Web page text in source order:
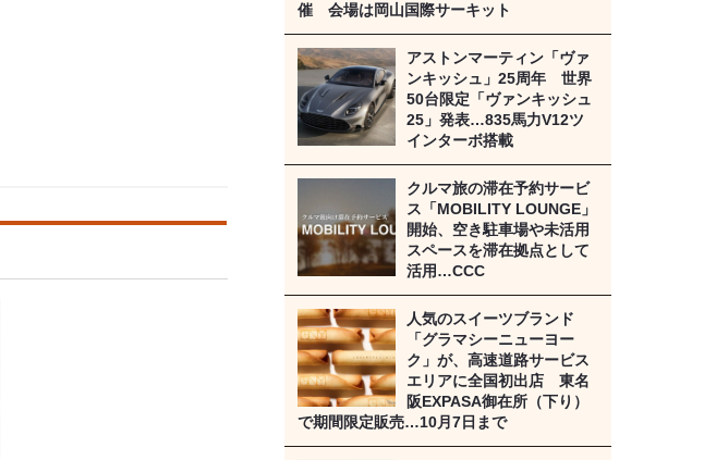
催 会場は岡山国際サーキット
アストンマーティン「ヴァ
ンキッシュ」25周年 世界
50台限定「ヴァンキッシュ
25」発表…835馬力V12ツ
インターボ搭載
クルマ旅の滞在予約サービ
ス「MOBILITY LOUNGE」
開始、空き駐車場や未活用
スペースを滞在拠点として
活用…CCC
人気のスイーツブランド
「グラマシーニューヨー
ク」が、高速道路サービス
エリアに全国初出店 東名
阪EXPASA御在所（下り）
で期間限定販売…10月7日まで